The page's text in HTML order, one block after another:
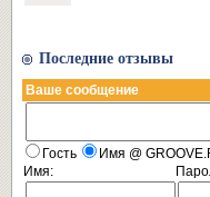
Последние отзывы
Ваше сообщение
Гость Имя @
Имя: